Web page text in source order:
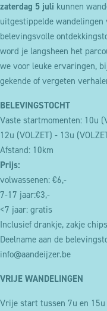
zaterdag 5 juli kunnen
uitgestippelde wandelingen
belevingsvolle
word je langsheen het
we voor leuke ervaringen,
gekende of vergeten
BELEVINGSTOCHT
Vaste startmomenten: 10u
12u (VOLZET) - 13u
Afstand: 10km
Prijs:
volwassenen: €6,-
7-17 jaar:€3,-
<7 jaar: gratis
Inclusief drankje, zakje
Deelname aan de
info@aandeijzer.be
VRIJE WANDELINGEN
Vrije start tussen 7u en 15u